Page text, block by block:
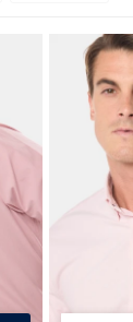
Camisas